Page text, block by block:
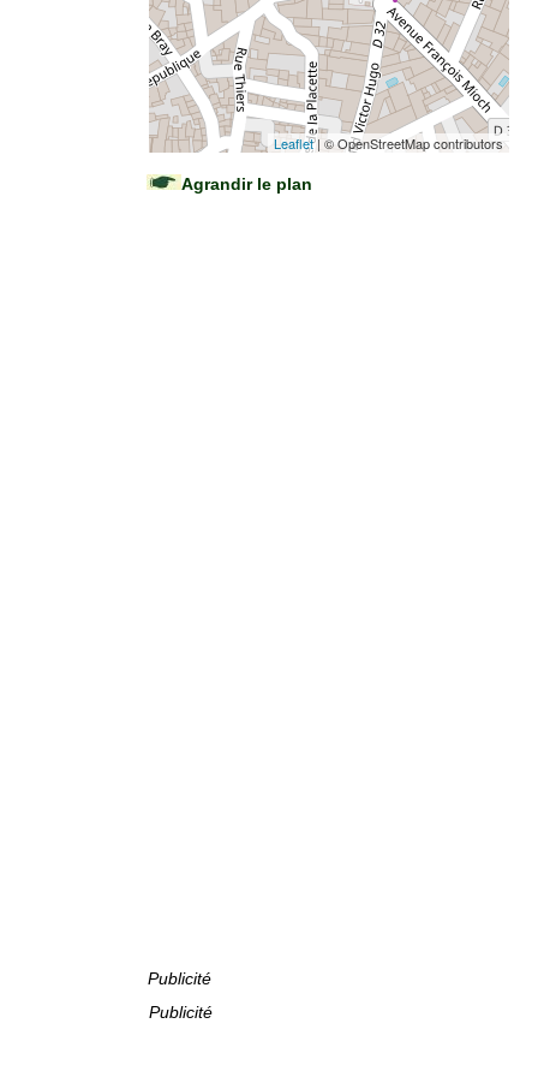
Leaflet| © OpenStreetMap contributors
Agrandir le plan
Publicité
Publicité